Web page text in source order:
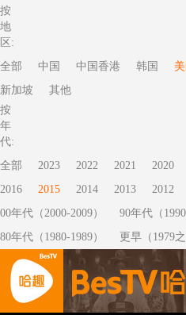
按
地
区:
全部
中国 中国香港 韩国
新加坡
其他
按
年
代:
全部
2023 2022 2021 2020
2016
2015 2014 2013 2012
00年代（2000-2009）
90年代（
80年代（1980-1989）
更早（1979之